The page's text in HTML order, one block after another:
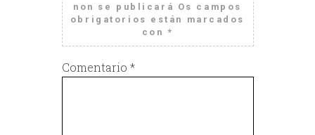
non se publicará Os campos
obrigatorios están marcados
con *
Comentario *